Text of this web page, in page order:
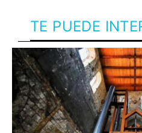
TE PUEDE